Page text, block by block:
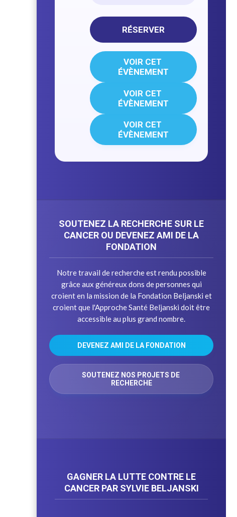
RÉSERVER
VOIR CET
ÉVÈNEMENT
VOIR CET
ÉVÈNEMENT
VOIR CET
ÉVÈNEMENT
SOUTENEZ LA RECHERCHE SUR LE
CANCER OU DEVENEZ AMI DE LA
FONDATION
Notre travail de recherche est rendu possible
grâce aux généreux dons de personnes qui
croient en la mission de la Fondation Beljanski et
croient que l'Approche Santé Beljanski doit être
accessible au plus grand nombre.
DEVENEZ AMI DE LA FONDATION
SOUTENEZ NOS PROJETS DE
RECHERCHE
GAGNER LA LUTTE CONTRE LE
CANCER PAR SYLVIE BELJANSKI